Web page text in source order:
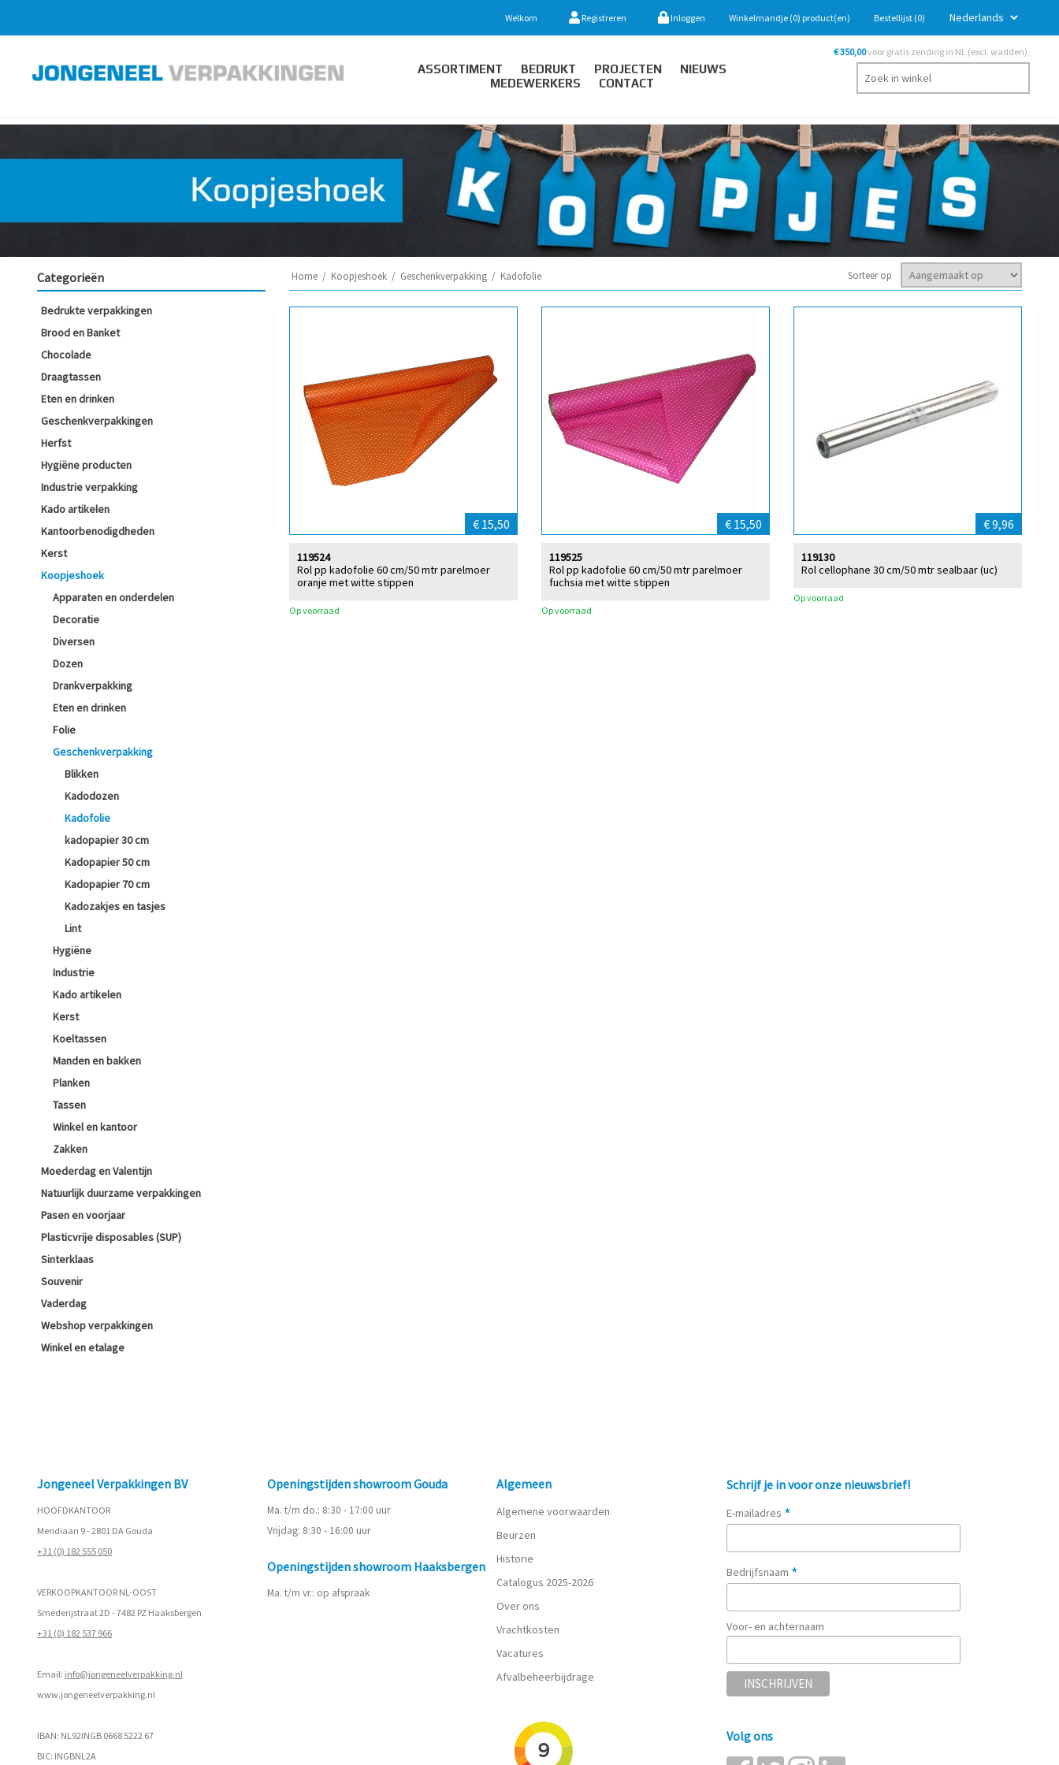
Welkom Registreren Inloggen Winkelmandje (0) product(en) Bestellijst (0)
ASSORTIMENT BEDRUKT PROJECTEN
NIEUWS
MEDEWERKERS
CONTACT
€ 350,00voor gratis zending in NL (excl. wadden).
Categorieën
Bedrukte verpakkingen
Brood en Banket
Chocolade
Draagtassen
Eten en drinken
Geschenkverpakkingen
Herfst
Hygiëne producten
Industrie verpakking
Kado artikelen
Kantoorbenodigdheden
Kerst
Koopjeshoek
Apparaten en onderdelen
Decoratie
Diversen
Dozen
Drankverpakking
Eten en drinken
Folie
Geschenkverpakking
Blikken
Kadodozen
Kadofolie
kadopapier 30 cm
Kadopapier 50 cm
Kadopapier 70 cm
Kadozakjes en tasjes
Lint
Hygiëne
Industrie
Kado artikelen
Kerst
Koeltassen
Manden en bakken
Planken
Tassen
Winkel en kantoor
Zakken
Moederdag en Valentijn
Natuurlijk duurzame verpakkingen
Pasen en voorjaar
Plasticvrije disposables (SUP)
Sinterklaas
Souvenir
Vaderdag
Webshop verpakkingen
Winkel en etalage
Home / Koopjeshoek / Geschenkverpakking / Kadofolie Sorteer op
€ 15,50
Rol pp kadofolie 60 cm/50 mtr parelmoer
oranje met witte stippen
119524
Op voorraad
€ 15,50
Rol pp kadofolie 60 cm/50 mtr parelmoer
fuchsia met witte stippen
119525
Op voorraad
€ 9,96
Rol cellophane 30 cm/50 mtr sealbaar (uc)
119130
Op voorraad
Jongeneel Verpakkingen BV
HOOFDKANTOOR
Meridiaan 9 - 2801 DA Gouda
+31 (0) 182 555 050
VERKOOPKANTOOR NL-OOST
Smederijstraat 2D - 7482 PZ Haaksbergen
+31 (0) 182 537 966
Email: info@jongeneelverpakking.nl
www.jongeneelverpakking.nl
IBAN: NL92INGB 0668 5222 67
BIC: INGBNL2A
Openingstijden showroom Gouda
Ma. t/m do.: 8:30 - 17:00 uur
Vrijdag: 8:30 - 16:00 uur
Openingstijden showroom Haaksbergen
Ma. t/m vr.: op afspraak
Algemeen
Algemene voorwaarden
Beurzen
Historie
Catalogus 2025-2026
Over ons
Vrachtkosten
Vacatures
Afvalbeheerbijdrage
Schrijf je in voor onze nieuwsbrief!
E-mailadres *
Bedrijfsnaam *
Voor- en achternaam
Volg ons